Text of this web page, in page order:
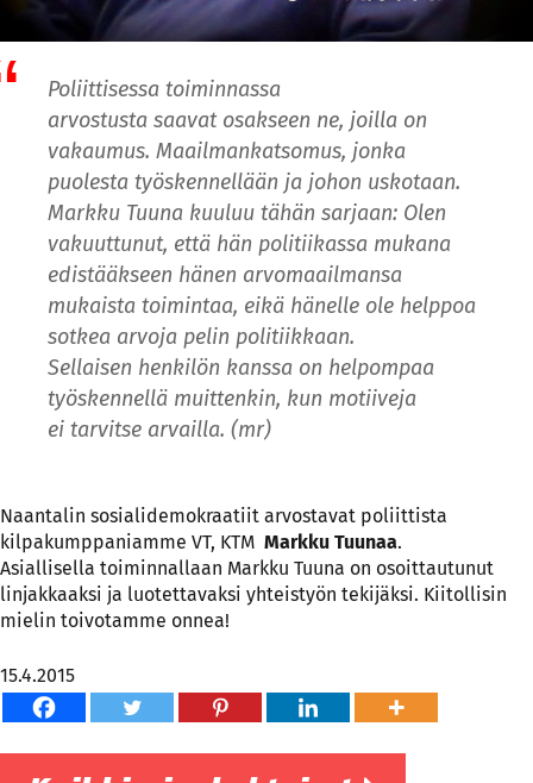
Poliittisessa toiminnassa
arvostusta saavat osakseen ne, joilla on
vakaumus. Maailmankatsomus, jonka
puolesta työskennellään ja johon uskotaan.
Markku Tuuna kuuluu tähän sarjaan: Olen
vakuuttunut, että hän politiikassa mukana
edistääkseen hänen arvomaailmansa
mukaista toimintaa, eikä hänelle ole helppoa
sotkea arvoja pelin politiikkaan.
Sellaisen henkilön kanssa on helpompaa
työskennellä muittenkin, kun motiiveja
ei tarvitse arvailla. (mr)
Naantalin sosialidemokraatiit arvostavat poliittista
kilpakumppaniamme VT, KTM Markku Tuunaa.
Asiallisella toiminnallaan Markku Tuuna on osoittautunut
linjakkaaksi ja luotettavaksi yhteistyön tekijäksi. Kiitollisin
mielin toivotamme onnea!
15.4.2015